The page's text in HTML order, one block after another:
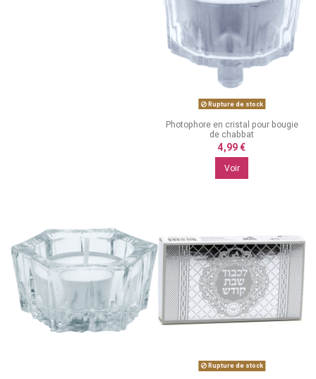
Rupture de stock
Photophore en cristal pour bougie
de chabbat
4,99 €
Voir
Rupture de stock